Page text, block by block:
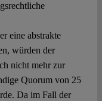
eine abstrakte
würden der
nicht mehr zur
Quorum von 25
Da im Fall der